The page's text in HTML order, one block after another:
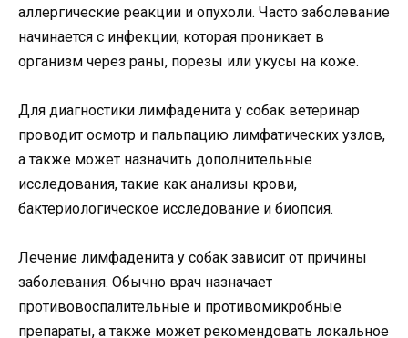
аллергические реакции и опухоли. Часто заболевание
начинается с инфекции, которая проникает в
организм через раны, порезы или укусы на коже.
Для диагностики лимфаденита у собак ветеринар
проводит осмотр и пальпацию лимфатических узлов,
а также может назначить дополнительные
исследования, такие как анализы крови,
бактериологическое исследование и биопсия.
Лечение лимфаденита у собак зависит от причины
заболевания. Обычно врач назначает
противовоспалительные и противомикробные
препараты, а также может рекомендовать локальное